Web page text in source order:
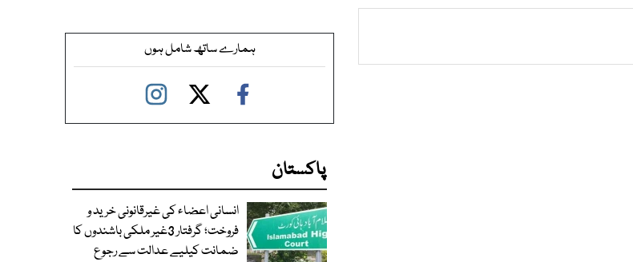
ہمارے ساتھ شامل ہوں
پاکستان
انسانی اعضاء کی غیرقانونی خرید و
فروخت؛ گرفتار 3غیر ملکی باشندوں کا
ضمانت کیلیے عدالت سے رجوع